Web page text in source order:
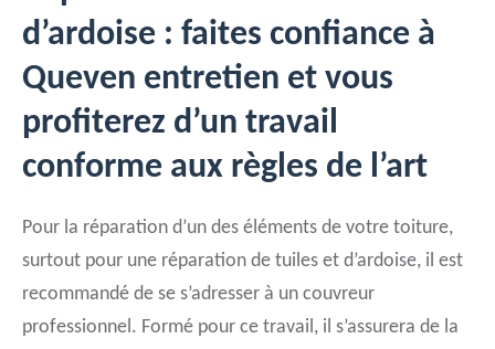
d’ardoise : faites confiance à
Queven entretien et vous
profiterez d’un travail
conforme aux règles de l’art
Pour la réparation d’un des éléments de votre toiture,
surtout pour une réparation de tuiles et d’ardoise, il est
recommandé de se s’adresser à un couvreur
professionnel. Formé pour ce travail, il s’assurera de la